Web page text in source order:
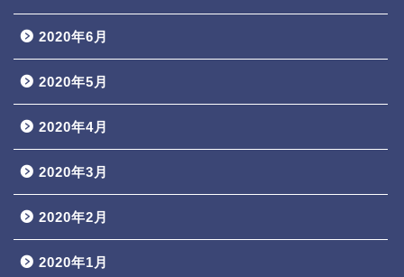
2020年6月
2020年5月
2020年4月
2020年3月
2020年2月
2020年1月